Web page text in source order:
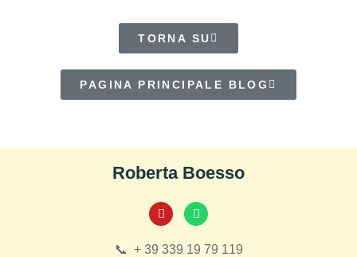
TORNA SU
PAGINA PRINCIPALE BLOG
Roberta Boesso
📞 + 39 339 19 79 119